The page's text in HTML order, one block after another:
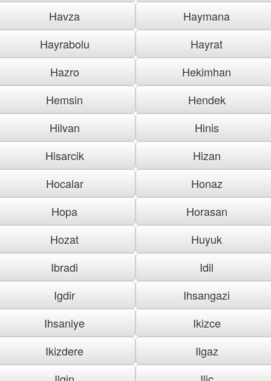
Havza
Haymana
Hayrabolu
Hayrat
Hazro
Hekimhan
Hemsin
Hendek
Hilvan
Hinis
Hisarcik
Hizan
Hocalar
Honaz
Hopa
Horasan
Hozat
Huyuk
Ibradi
Idil
Igdir
Ihsangazi
Ihsaniye
Ikizce
Ikizdere
Ilgaz